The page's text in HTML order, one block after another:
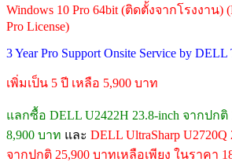
Windows 10 Pro 64bit (ติดตั้งจากโรงงาน)
Pro License)
3 Year Pro Support Onsite Service by DELL
เพิ่มเป็น 5 ปี เหลือ 5,900 บาท
แลกซื้อ DELL U2422H 23.8-inch จากปกติ
8,900 บาท และ DELL UltraSharp
จากปกติ 25,900 บาทเหลือเพียง ในราคา